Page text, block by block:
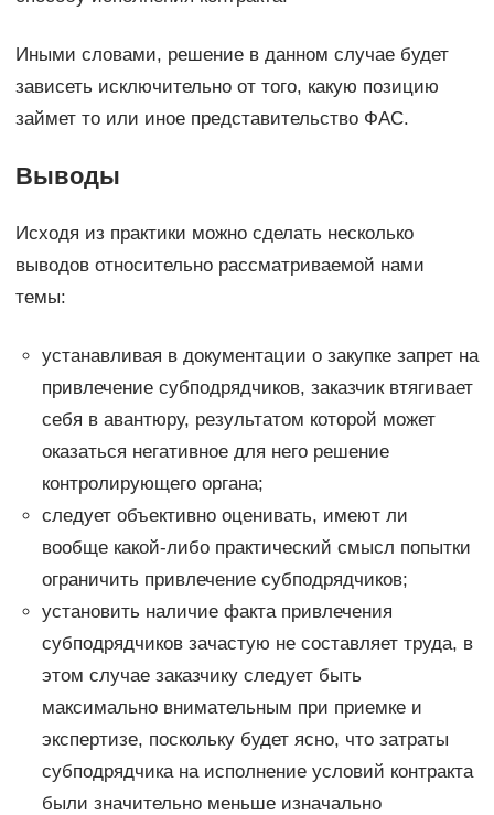
Иными словами, решение в данном случае будет
зависеть исключительно от того, какую позицию
займет то или иное представительство ФАС.
Выводы
Исходя из практики можно сделать несколько
выводов относительно рассматриваемой нами
темы:
устанавливая в документации о закупке запрет на
привлечение субподрядчиков, заказчик втягивает
себя в авантюру, результатом которой может
оказаться негативное для него решение
контролирующего органа;
следует объективно оценивать, имеют ли
вообще какой-либо практический смысл попытки
ограничить привлечение субподрядчиков;
установить наличие факта привлечения
субподрядчиков зачастую не составляет труда, в
этом случае заказчику следует быть
максимально внимательным при приемке и
экспертизе, поскольку будет ясно, что затраты
субподрядчика на исполнение условий контракта
были значительно меньше изначально